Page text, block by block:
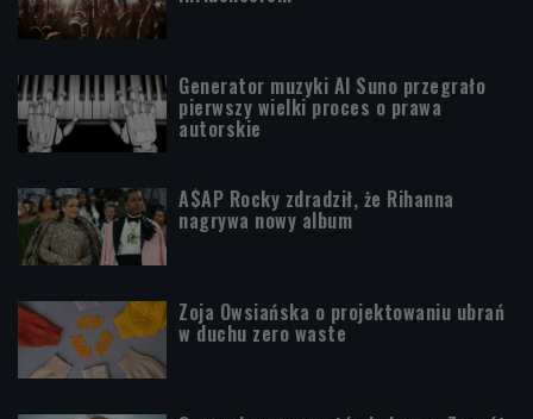
Generator muzyki AI Suno przegrało
pierwszy wielki proces o prawa
autorskie
A$AP Rocky zdradził, że Rihanna
nagrywa nowy album
Zoja Owsiańska o projektowaniu ubrań
w duchu zero waste